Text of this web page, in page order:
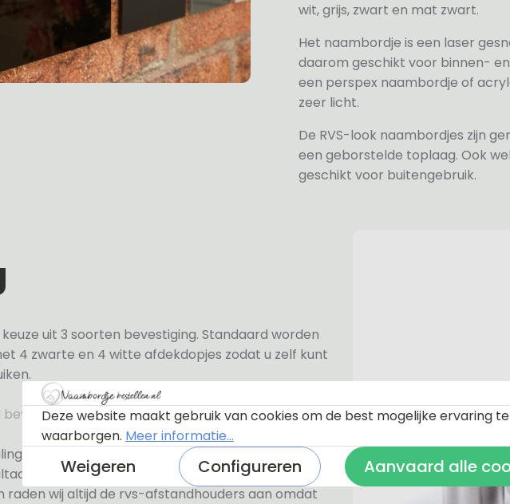
wit, grijs, zwart en mat zwart.
Het naambordje is een laser
daarom geschikt voor binnen-
een perspex naambordje of
zeer licht.
De RVS-look naambordjes zijn
een geborstelde toplaag. Ook
geschikt voor buitengebruik.
uit 3 soorten bevestiging. Standaard worden
4 zwarte en 4 witte afdekdopjes zodat u zelf kunt
dan kunt u kiezen voor de rvs-afstandhouders.
voor een meerprijs van €6,-. Mocht u voor een
raden wij altijd de rvs-afstandhouders aan omdat
Deze website maakt gebruik van cookies om de best mogelijke ervaring te
waarborgen. Meer informatie...
Weigeren Configureren Aanvaard alle